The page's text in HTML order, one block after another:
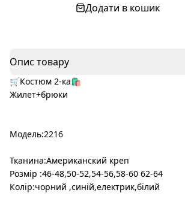
Додати в кошик
Опис товару
🛒Костюм 2-ка🛍
Жилет+брюки
Модель:2216
Тканина:Американский креп
Розмір :46-48,50-52,54-56,58-60 62-64
Колір:чорний ,синій,електрик,білий